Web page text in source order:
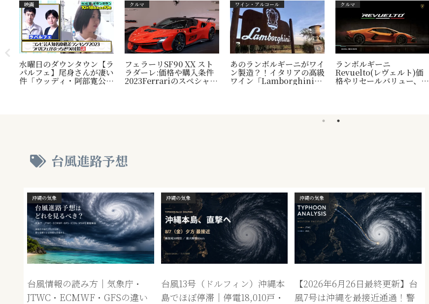
映画
水曜日のダウンタウン【ラ
パルフェ】尾身さんが凄い
件「ウッディ・阿部寛公
クルマ
フェラーリSF90 XX スト
ラダーレ:価格や購入条件
2023Ferrariのスペシャル
ワイン・アルコール
あのランボルギーニがワイ
ン製造？！イタリアの高級
ワイン「Lamborghini」
クルマ
ランボルギーニ
Revuelto(レヴェルト)価
格やリセールバリュー、納
台風進路予想
沖縄の気象
台風情報の読み方｜気象庁・
JTWC・ECMWF・GFSの違い
沖縄の気象
台風13号（ドルフィン）沖縄本
島でほぼ停滞｜停電18,010戸・
沖縄の気象
【2026年6月26日最終更新】台
風7号は沖縄を最接近通過！警